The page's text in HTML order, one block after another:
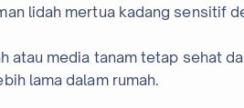
lidah mertua kadang sensitif
atau media tanam tetap sehat
lama dalam rumah.